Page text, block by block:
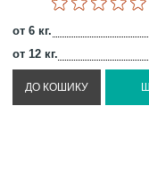
от 6 кг.
от 12 кг.